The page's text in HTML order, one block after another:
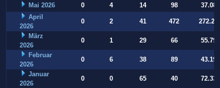
Mai 2026 0 4 14 98
37.084
April
2026
0 2 41 472
März
2026
0 1 29 66
55.794
Februar
2026
0 6 38 89
43.197
Januar
2026
0 0 65 40 72.332